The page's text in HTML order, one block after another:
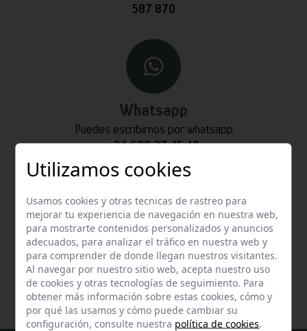
587 870
Whatsapp
Puedes escribirnos por whatsapp
+34 680 27 45 40
Ayuda
Encuentra respuesta a todas tus dudasaquí
Utilizamos cookies
Usamos cookies y otras tecnicas de rastreo para
mejorar tu experiencia de navegación en nuestra web,
para mostrarte contenidos personalizados y anuncios
adecuados, para analizar el tráfico en nuestra web y
para comprender de donde llegan nuestros visitantes.
Al navegar por nuestro sitio web, acepta nuestro uso
de cookies y otras tecnologías de seguimiento. Para
obtener más información sobre estas cookies, cómo y
por qué las usamos y cómo puede cambiar su
configuración, consulte nuestra política de cookies.